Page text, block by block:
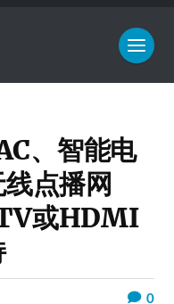
、智能电
点播网
或HDMI
0